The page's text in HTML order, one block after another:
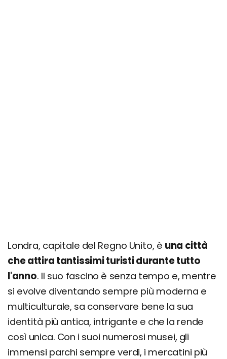
King's Cross e binario 9 ¾ di Harry Potter
Warner Bros. Studio London
Giorno 7
Tate Modern
Osservatorio di Greenwich
Quanto costa una settimana a Londra
Londra, capitale del Regno Unito, è una città
che attira tantissimi turisti durante tutto
l'anno. Il suo fascino è senza tempo e, mentre
si evolve diventando sempre più moderna e
multiculturale, sa conservare bene la sua
identità più antica, intrigante e che la rende
così unica. Con i suoi numerosi musei, gli
immensi parchi sempre verdi, i mercatini più